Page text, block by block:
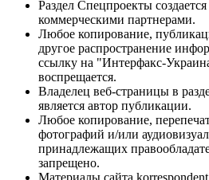
Раздел Спецпроекты
коммерческими партнерами.
Любое копирование,
другое распространение
ссылку на "Интерфакс-
воспрещается.
Владелец веб-страницы в
является автор публикации.
Любое копирование,
фотографий и/или
принадлежащих
запрещено.
Материалы сайта